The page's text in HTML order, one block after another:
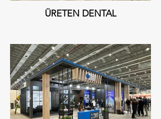
ÜRETEN DENTAL